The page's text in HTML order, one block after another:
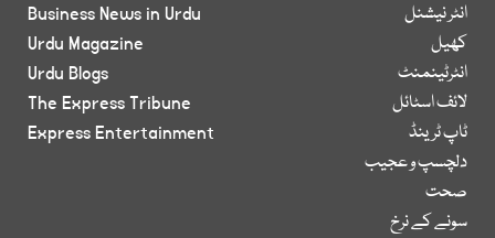
انٹر نیشنل
کھیل
انٹرٹینمنٹ
لائف اسٹائل
ٹاپ ٹرینڈ
دلچسپ و عجیب
صحت
سونے کے نرخ
Business News in Urdu
Urdu Magazine
Urdu Blogs
The Express Tribune
Express Entertainment